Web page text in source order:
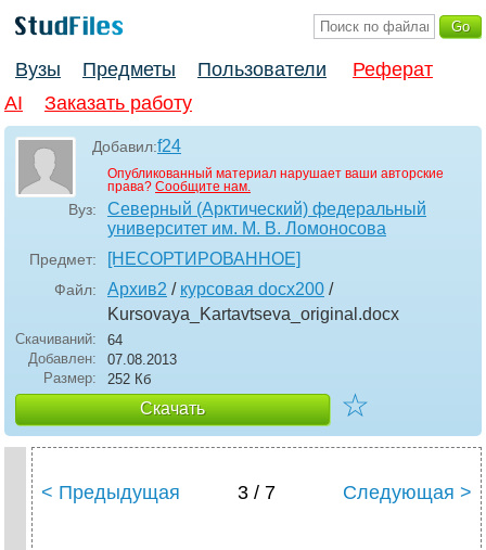
Вузы Предметы Пользователи
Реферат
AI
Заказать работу
Добавил:f24
Опубликованный материал нарушает ваши авторские
права? Сообщите нам.
Вуз:
Северный (Арктический) федеральный
университет им. М. В. Ломоносова
Предмет: [НЕСОРТИРОВАННОЕ]
Файл: Архив2 / курсовая docx200 /
Kursovaya_Kartavtseva_original .docx
Скачиваний:
64
Добавлен:
07.08.2013
Размер:
252 Кб
Скачать ☆
< Предыдущая 3 / 7 Следующая >